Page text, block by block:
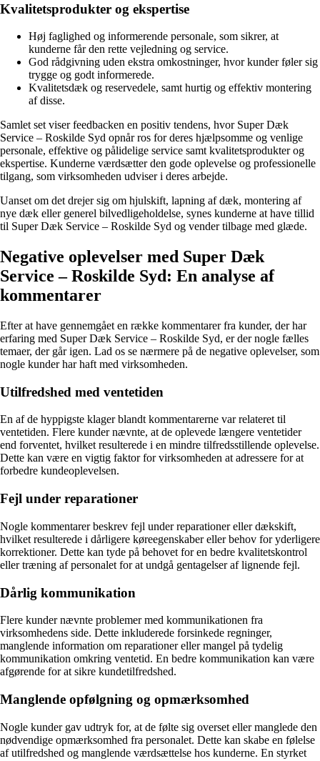
Kvalitetsprodukter og ekspertise
Høj faglighed og informerende personale, som sikrer, at
kunderne får den rette vejledning og service.
God rådgivning uden ekstra omkostninger, hvor kunder føler sig
trygge og godt informerede.
Kvalitetsdæk og reservedele, samt hurtig og effektiv montering
af disse.
Samlet set viser feedbacken en positiv tendens, hvor Super Dæk
Service – Roskilde Syd opnår ros for deres hjælpsomme og venlige
personale, effektive og pålidelige service samt kvalitetsprodukter og
ekspertise. Kunderne værdsætter den gode oplevelse og professionelle
tilgang, som virksomheden udviser i deres arbejde.
Uanset om det drejer sig om hjulskift, lapning af dæk, montering af
nye dæk eller generel bilvedligeholdelse, synes kunderne at have tillid
til Super Dæk Service – Roskilde Syd og vender tilbage med glæde.
Negative oplevelser med Super Dæk
Service – Roskilde Syd: En analyse af
kommentarer
Efter at have gennemgået en række kommentarer fra kunder, der har
erfaring med Super Dæk Service – Roskilde Syd, er der nogle fælles
temaer, der går igen. Lad os se nærmere på de negative oplevelser, som
nogle kunder har haft med virksomheden.
Utilfredshed med ventetiden
En af de hyppigste klager blandt kommentarerne var relateret til
ventetiden. Flere kunder nævnte, at de oplevede længere ventetider
end forventet, hvilket resulterede i en mindre tilfredsstillende oplevelse.
Dette kan være en vigtig faktor for virksomheden at adressere for at
forbedre kundeoplevelsen.
Fejl under reparationer
Nogle kommentarer beskrev fejl under reparationer eller dækskift,
hvilket resulterede i dårligere køreegenskaber eller behov for yderligere
korrektioner. Dette kan tyde på behovet for en bedre kvalitetskontrol
eller træning af personalet for at undgå gentagelser af lignende fejl.
Dårlig kommunikation
Flere kunder nævnte problemer med kommunikationen fra
virksomhedens side. Dette inkluderede forsinkede regninger,
manglende information om reparationer eller mangel på tydelig
kommunikation omkring ventetid. En bedre kommunikation kan være
afgørende for at sikre kundetilfredshed.
Manglende opfølgning og opmærksomhed
Nogle kunder gav udtryk for, at de følte sig overset eller manglede den
nødvendige opmærksomhed fra personalet. Dette kan skabe en følelse
af utilfredshed og manglende værdsættelse hos kunderne. En styrket